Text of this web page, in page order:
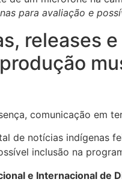
para avaliação e
releases
comunicação em
de notícias indígenas
inclusão na
e Internacional de